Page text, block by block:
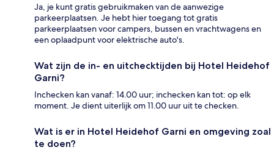
Ja, je kunt gratis gebruikmaken van de aanwezige
parkeerplaatsen. Je hebt hier toegang tot gratis
parkeerplaatsen voor campers, bussen en vrachtwagens en
een oplaadpunt voor elektrische auto's.
Wat zijn de in- en uitchecktijden bij Hotel Heidehof
Garni?
Inchecken kan vanaf: 14.00 uur; inchecken kan tot: op elk
moment. Je dient uiterlijk om 11.00 uur uit te checken.
Wat is er in Hotel Heidehof Garni en omgeving zoal
te doen?